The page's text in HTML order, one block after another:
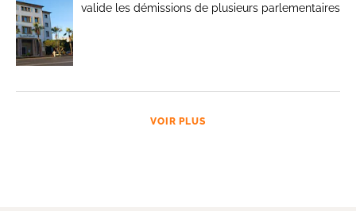
valide les démissions de plusieurs parlementaires
VOIR PLUS